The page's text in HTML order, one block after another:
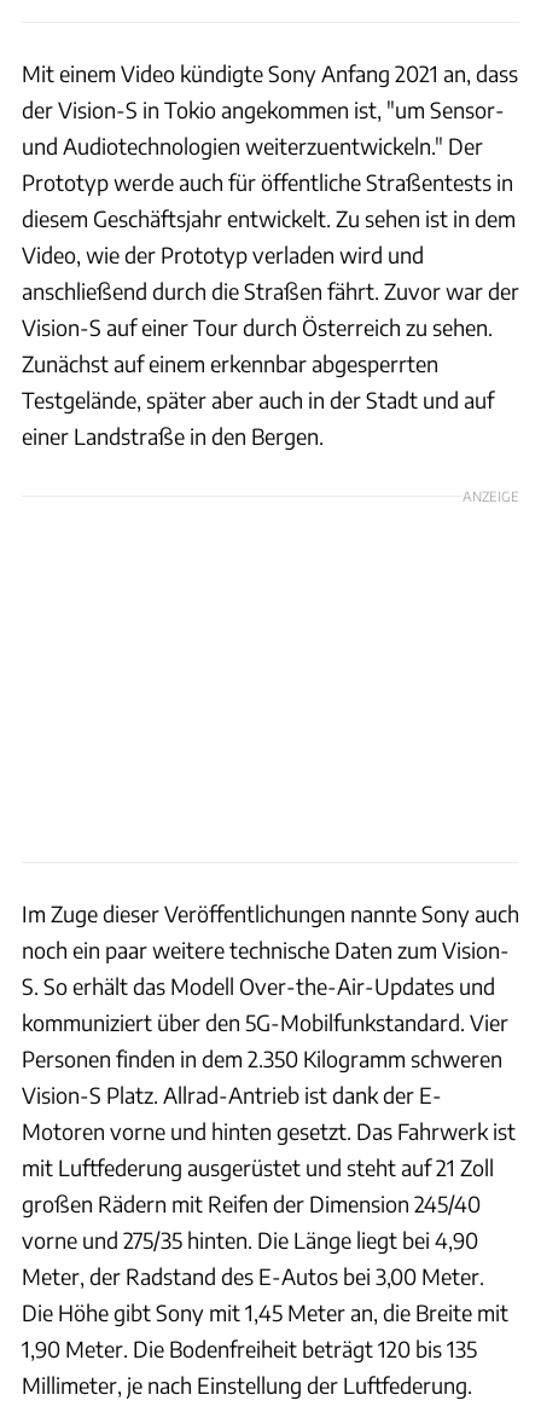
Mit einem Video kündigte Sony Anfang 2021 an, dass
der Vision-S in Tokio angekommen ist, "um Sensor-
und Audiotechnologien weiterzuentwickeln." Der
Prototyp werde auch für öffentliche Straßentests in
diesem Geschäftsjahr entwickelt. Zu sehen ist in dem
Video, wie der Prototyp verladen wird und
anschließend durch die Straßen fährt. Zuvor war der
Vision-S auf einer Tour durch Österreich zu sehen.
Zunächst auf einem erkennbar abgesperrten
Testgelände, später aber auch in der Stadt und auf
einer Landstraße in den Bergen.
ANZEIGE
Im Zuge dieser Veröffentlichungen nannte Sony auch
noch ein paar weitere technische Daten zum Vision-
S. So erhält das Modell Over-the-Air-Updates und
kommuniziert über den 5G-Mobilfunkstandard. Vier
Personen finden in dem 2.350 Kilogramm schweren
Vision-S Platz. Allrad-Antrieb ist dank der E-
Motoren vorne und hinten gesetzt. Das Fahrwerk ist
mit Luftfederung ausgerüstet und steht auf 21 Zoll
großen Rädern mit Reifen der Dimension 245/40
vorne und 275/35 hinten. Die Länge liegt bei 4,90
Meter, der Radstand des E-Autos bei 3,00 Meter.
Die Höhe gibt Sony mit 1,45 Meter an, die Breite mit
1,90 Meter. Die Bodenfreiheit beträgt 120 bis 135
Millimeter, je nach Einstellung der Luftfederung.